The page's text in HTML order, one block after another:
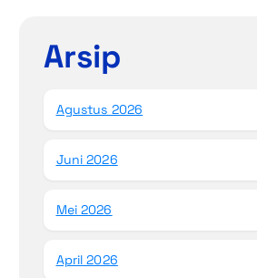
Arsip
Agustus 2026
Juni 2026
Mei 2026
April 2026